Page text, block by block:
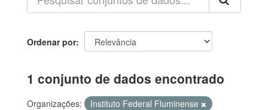
Ordenar por
1 conjunto de dados encontrado
Organizações:
Instituto Federal Fluminense